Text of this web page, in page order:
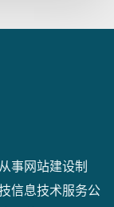
事网站建设制
信息技术服务公